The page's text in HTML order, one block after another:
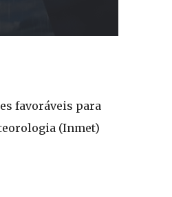
favoráveis para
(Inmet)